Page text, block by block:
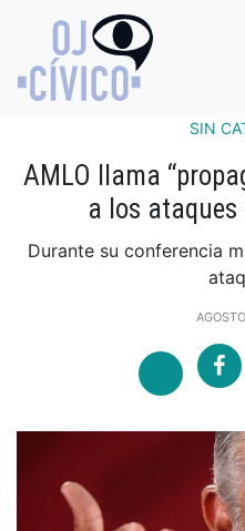
SIN
AMLO llama
a los
Durante su conferencia